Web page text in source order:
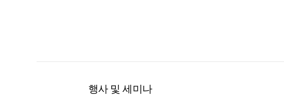
행사 및 세미나